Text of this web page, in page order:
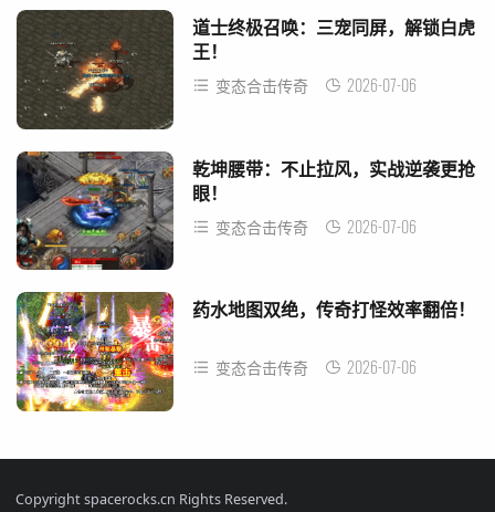
道士终极召唤：三宠同屏，解锁白虎
王！
变态合击传奇 2026-07-06
乾坤腰带：不止拉风，实战逆袭更抢
眼！
变态合击传奇 2026-07-06
药水地图双绝，传奇打怪效率翻倍！
变态合击传奇 2026-07-06
Copyright spacerocks.cn Rights Reserved.